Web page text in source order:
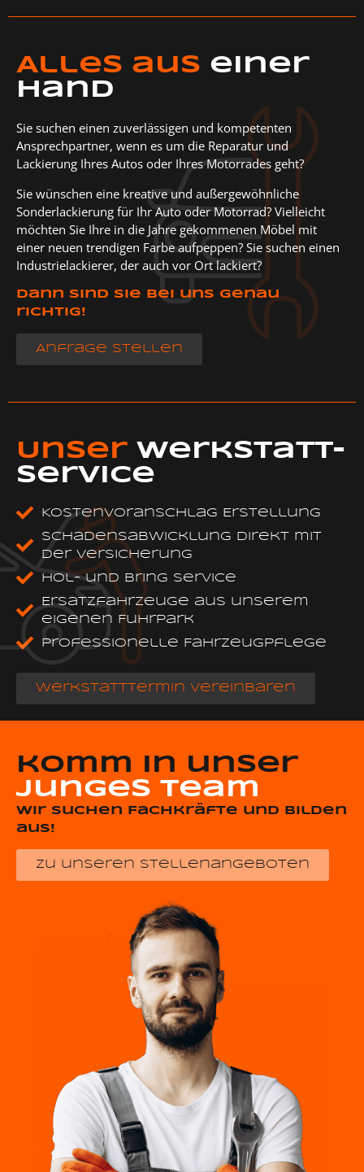
Alles aus einer
Hand
Sie suchen einen zuverlässigen und kompetenten
Ansprechpartner, wenn es um die Reparatur und
Lackierung Ihres Autos oder Ihres Motorrades geht?
Sie wünschen eine kreative und außergewöhnliche
Sonderlackierung für Ihr Auto oder Motorrad? Vielleicht
möchten Sie Ihre in die Jahre gekommenen Möbel mit
einer neuen trendigen Farbe aufpeppen? Sie suchen einen
Industrielackierer, der auch vor Ort lackiert?
Dann sind Sie bei uns genau
richtig!
Anfrage stellen
Kostenvoranschlag Erstellung
Schadensabwicklung direkt mit
der Versicherung
Hol- und Bring Service
Ersatzfahrzeuge aus unserem
eigenen Fuhrpark
Professionelle Fahrzeugpflege
Werkstatttermin vereinbaren
Unser Werkstatt-
service
komm in unser
junges team
Wir suchen Fachkräfte und bilden
aus!
zu unseren stellenangeboten